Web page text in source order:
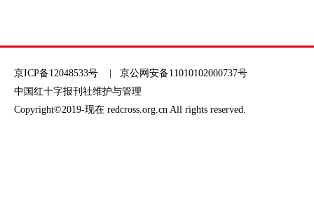
京ICP备12048533号 | 京公网安备11010102000737号
中国红十字报刊社维护与管理
Copyright©2019-现在 redcross.org.cn All rights reserved.